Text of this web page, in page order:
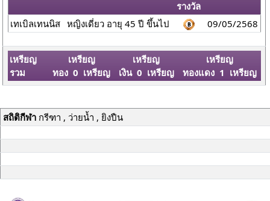
รางวัล
เทเบิลเทนนิส หญิงเดี่ยว อายุ 45 ปี ขึ้นไป 09/05/2568
เหรียญ
รวม
เหรียญ
ทอง 0 เหรียญ
เหรียญ
เงิน 0 เหรียญ
เหรียญ
ทองแดง 1 เหรียญ
สถิติกีฬากรีฑา , ว่ายน้ำ , ยิงปืน